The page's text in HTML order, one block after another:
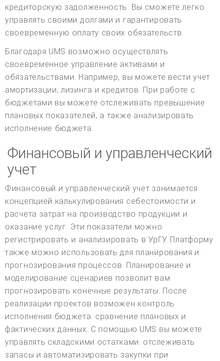
кредиторскую задолженность. Вы сможете легко
управлять своими долгами и гарантировать
своевременную оплату своих обязательств.
Благодаря UMS возможно осуществлять
своевременное управление активами и
обязательствами. Например, вы можете вести учет
амортизации, лизинга и кредитов. При работе с
бюджетами вы можете отслеживать превышение
плановых показателей, а также анализировать
исполнение бюджета.
Финансовый и управленческий
учет
Финансовый и управленческий учет занимается
концепцией калькулирования себестоимости и
расчета затрат на производство продукции и
оказание услуг. Эти показатели можно
регистрировать и анализировать в УрГУ. Платформу
также можно использовать для планирования и
прогнозирования процессов. Планирование и
моделирование сценариев позволит вам
прогнозировать конечные результаты. После
реализации проектов возможен контроль
исполнения бюджета: сравнение плановых и
фактических данных. С помощью UMS вы можете
управлять складскими остатками: отслеживать
запасы и автоматизировать закупки при